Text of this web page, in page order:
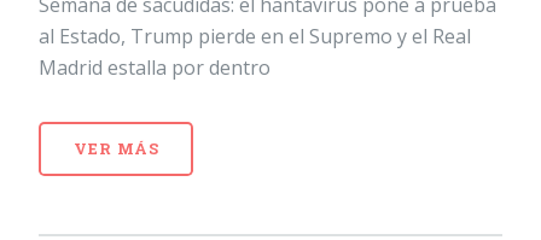
al Estado, Trump pierde en el Supremo y el Real
Madrid estalla por dentro
VER MÁS